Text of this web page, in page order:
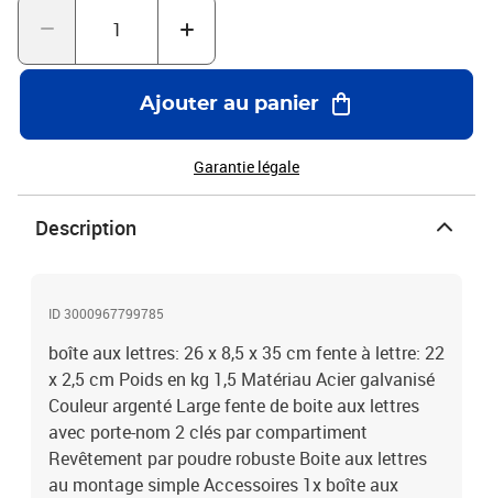
Ajouter au panier
Garantie légale
Description
ID 3000967799785
boîte aux lettres: 26 x 8,5 x 35 cm fente à lettre: 22
x 2,5 cm Poids en kg 1,5 Matériau Acier galvanisé
Couleur argenté Large fente de boite aux lettres
avec porte-nom 2 clés par compartiment
Revêtement par poudre robuste Boite aux lettres
au montage simple Accessoires 1x boîte aux